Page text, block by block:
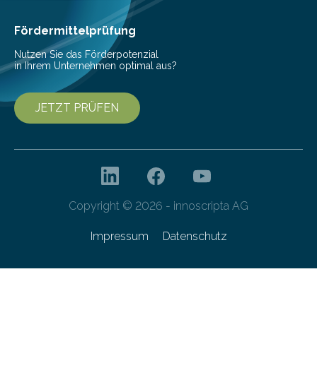
den Studierenden der Lebensmitteltechnologie
Franziska Diebel, Pauline Hoffmann und Yusuf Toprak
entwickelt. Mit nur…
Fördermittelprüfung
Nutzen Sie das Förderpotenzial
in Ihrem Unternehmen optimal aus?
JETZT PRÜFEN
Copyright © 2026 - innoscripta AG
Impressum Datenschutz